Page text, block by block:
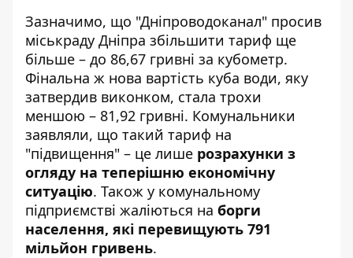
Зазначимо, що "Дніпроводоканал" просив
міськраду Дніпра збільшити тариф ще
більше – до 86,67 гривні за кубометр.
Фінальна ж нова вартість куба води, яку
затвердив виконком, стала трохи
меншою – 81,92 гривні. Комунальники
заявляли, що такий тариф на
"підвищення" – це лише розрахунки з
огляду на теперішню економічну
ситуацію. Також у комунальному
підприємстві жаліються на борги
населення, які перевищують 791
мільйон гривень.